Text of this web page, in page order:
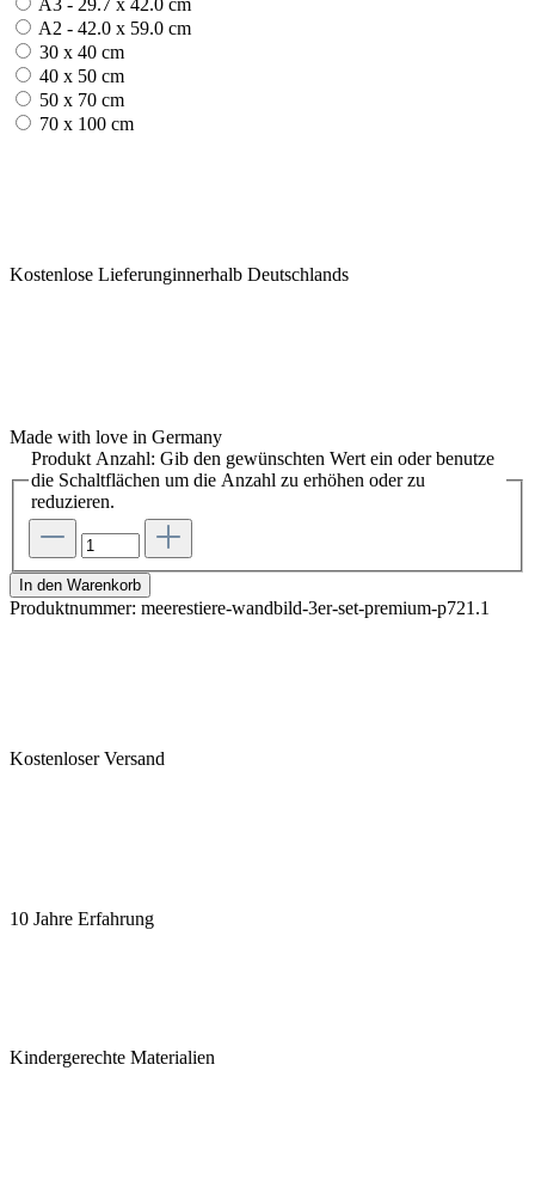
A2 - 42.0 x 59.0 cm
30 x 40 cm
40 x 50 cm
50 x 70 cm
70 x 100 cm
Kostenlose Lieferunginnerhalb Deutschlands
Made with love in Germany
Produkt Anzahl: Gib den gewünschten Wert ein oder benutze
die Schaltflächen um die Anzahl zu erhöhen oder zu
reduzieren.
In den Warenkorb
Produktnummer: meerestiere-wandbild-3er-set-premium-p721.1
Kostenloser Versand
10 Jahre Erfahrung
Kindergerechte Materialien